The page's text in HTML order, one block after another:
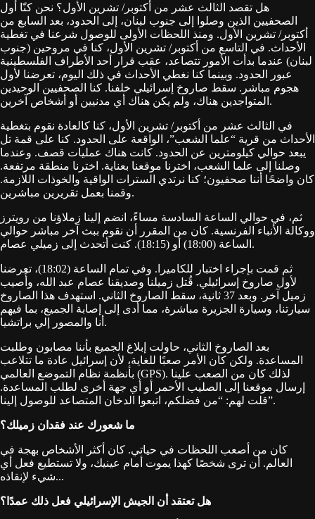
هل تقصد الثالث عشر من أكتوبر/ تشرين الأول؟ نحن كنّا أول
الصحفيين الذين وصلوا إلى جنوب لبنان، إلى الحدود، بعد السابع من
أكتوبر/ تشرين الأول. ومنذ اللحظات الأولى للوصول شرعنا في تغطية
الأحداث. في التاسع من أكتوبر/ تشرين الأول، كنا في مروحين (جنوب
لبنان) عندما بدأت الأمور تتصاعد، عقب قرار أحد الأطراف الفلسطينية
عبور الحدود. وبينما كنا نغطي الأحداث في ذلك اليوم، تعرضنا لأول
هجوم مباشر. سقط صاروخ إسرائيلي خلفنا. كنا الصحفيين الوحيدين
المتواجدين هناك، ولم يكن هناك أي مدنيين أو أشخاص آخرين.
في الثالث عشر من أكتوبر/ تشرين الأول، كنا كالعادة نقوم بتغطية
الأحداث من قرية “علما الشعب”، الواقعة على الحدود. كنا على قمة تل
يبعد حوالي كيلومترين عن الحدود. كانت هناك عمليات قصف. وعندما
وصلنا إلى علما الشعب، اخترنا موقعنا بعناية. اخترنا منطقة مرتفعة.
كان واضحًا أننا صحفيون؛ كنا نرتدي السترات الواقية والخوذات اللازمة.
وقمنا بعمل تقريرين مباشرين.
ثم، في حوالي الساعة السادسة مساءً، انضم إلينا زملاؤنا من رويترز
ووكالة الأنباء الفرنسية. كان من المقرر أن نقوم ببث آخر مباشر حوالي
الساعة (18:00) أو (18:15). كنت أتحدث إلى زميلي عصام.
ثم قمت بإجراء اختبار للكاميرا. وفي تمام الساعة (18:02)، تعرضنا
لأول صاروخ إسرائيلي. قُتل زميلنا وصديقنا عصام عبد الله، وأُصيب
زميل آخر. وبعد 37 ثانية، سقط الصاروخ الثاني. استهدف هذا الصاروخ
سيارتنا، وسيارة الجزيرة مباشرة، مما أدى إلى إصابة الجميع، بما فيهم
أنا والمصور إلي براتشيا.
بعد الصاروخ الثاني، حاولت إبلاغ الجميع بأننا مصابون وطلبت
المساعدة. ولكن كان الأمر صعبًا للغاية، لأن إسرائيل عادة ما تتلاعب
بأنظمة نظام التموضع العالمي (GPS). لذلك كان من الصعب علينا
إرسال موقعنا إلى الصليب الأحمر أو أي جهة أخرى لطلب المساعدة.
قلت لهم: “من فضلكم، اتبعوا الدخان المتصاعد للوصول إلينا”.
ما شعورك عند فقدان زميلك؟
كان من أصعب اللحظات في حياتي. كان أكثر الأشخاص بهجة في
العالم. أن ترى شخصًا كهذا يموت أمام عينيك، ولا تستطيع فعل أي
شيء لإنقاذه...
هل تعتقد أن الجيش الإسرائيلي فعل ذلك عمدًا؟